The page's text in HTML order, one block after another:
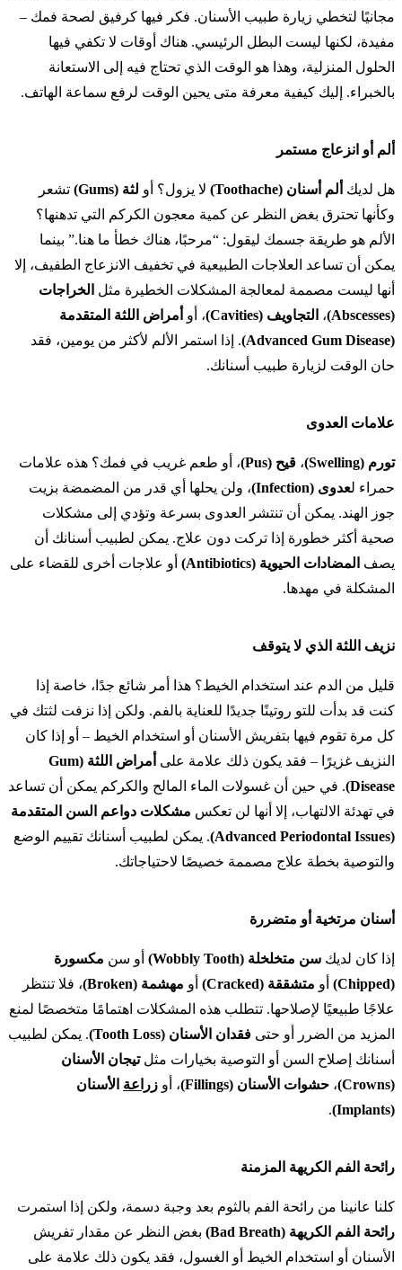
مجانيًا لتخطي زيارة طبيب الأسنان. فكر فيها كرفيق لصحة فمك –
مفيدة، لكنها ليست البطل الرئيسي. هناك أوقات لا تكفي فيها
الحلول المنزلية، وهذا هو الوقت الذي تحتاج فيه إلى الاستعانة
بالخبراء. إليك كيفية معرفة متى يحين الوقت لرفع سماعة الهاتف.
ألم أو انزعاج مستمر
هل لديك ألم أسنان (Toothache) لا يزول؟ أو لثة (Gums)
تشعر
وكأنها تحترق بغض النظر عن كمية معجون الكركم التي تدهنها؟
الألم هو طريقة جسمك ليقول: “مرحبًا، هناك خطأ ما هنا.” بينما
يمكن أن تساعد العلاجات الطبيعية في تخفيف الانزعاج الطفيف، إلا
أنها ليست مصممة لمعالجة المشكلات الخطيرة مثل الخراجات
(Abscesses)
، التجاويف (Cavities) ، أو أمراض اللثة المتقدمة
(Advanced Gum Disease)
. إذا استمر الألم لأكثر من يومين، فقد
حان الوقت لزيارة طبيب أسنانك.
علامات العدوى
تورم (Swelling) ، قيح (Pus)
، أو طعم غريب في فمك؟ هذه علامات
حمراء لعدوى (Infection)
، ولن يحلها أي قدر من المضمضة بزيت
جوز الهند. يمكن أن تنتشر العدوى بسرعة وتؤدي إلى مشكلات
صحية أكثر خطورة إذا تركت دون علاج. يمكن لطبيب أسنانك أن
يصف المضادات الحيوية (Antibiotics)
أو علاجات أخرى للقضاء على
المشكلة في مهدها.
نزيف اللثة الذي لا يتوقف
قليل من الدم عند استخدام الخيط؟ هذا أمر شائع جدًا، خاصة إذا
كنت قد بدأت للتو روتينًا جديدًا للعناية بالفم. ولكن إذا نزفت لثتك في
كل مرة تقوم فيها بتفريش الأسنان أو استخدام الخيط – أو إذا كان
النزيف غزيرًا – فقد يكون ذلك علامة على
أمراض اللثة (Gum
Disease) . في حين أن غسولات الماء المالح والكركم يمكن أن تساعد
في تهدئة الالتهاب، إلا أنها لن تعكس مشكلات دواعم السن المتقدمة
(Advanced Periodontal Issues)
. يمكن لطبيب أسنانك تقييم الوضع
والتوصية بخطة علاج مصممة خصيصًا لاحتياجاتك.
أسنان مرتخية أو متضررة
إذا كان لديك سن متخلخلة (Wobbly Tooth) أو سن مكسورة
(Chipped)
أو متشققة (Cracked) أو مهشمة (Broken)
، فلا تنتظر
علاجًا طبيعيًا لإصلاحها. تتطلب هذه المشكلات اهتمامًا متخصصًا لمنع
المزيد من الضرر أو حتى فقدان الأسنان (Tooth Loss)
. يمكن لطبيب
أسنانك إصلاح السن أو التوصية بخيارات مثلتيجان الأسنان
(Crowns)
، حشوات الأسنان (Fillings) ، أو زراعة الأسنان
(Implants)
.
رائحة الفم الكريهة المزمنة
كلنا عانينا من رائحة الفم بالثوم بعد وجبة دسمة، ولكن إذا استمرت
رائحة الفم الكريهة (Bad Breath)
بغض النظر عن مقدار تفريش
الأسنان أو استخدام الخيط أو الغسول، فقد يكون ذلك علامة على